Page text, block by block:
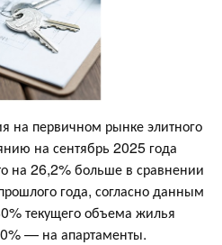
первичном рынке элитного
на сентябрь 2025 года
на 26,2% больше в сравнении
года, согласно данным
текущего объема жилья
— на апартаменты.